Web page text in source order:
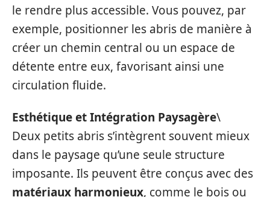
le rendre plus accessible. Vous pouvez, par
exemple, positionner les abris de manière à
créer un chemin central ou un espace de
détente entre eux, favorisant ainsi une
circulation fluide.
Esthétique et Intégration Paysagère\
Deux petits abris s’intègrent souvent mieux
dans le paysage qu’une seule structure
imposante. Ils peuvent être conçus avec des
matériaux harmonieux, comme le bois ou